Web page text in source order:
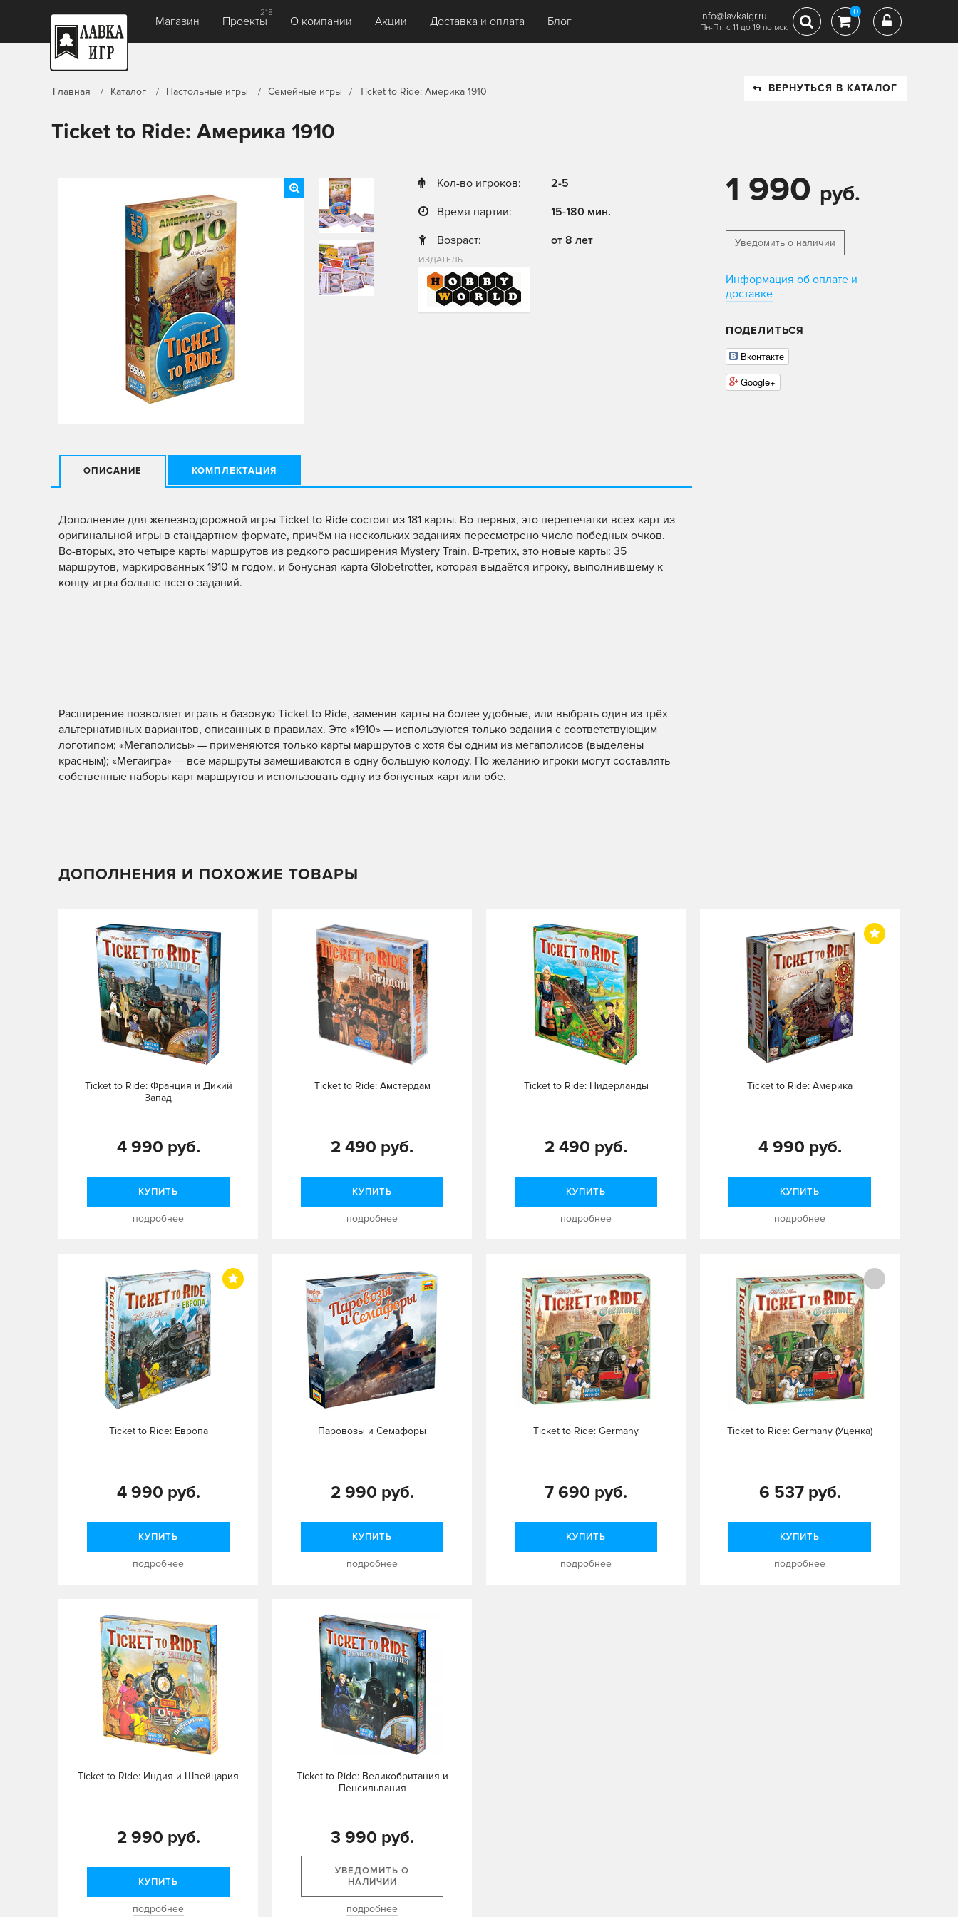
Магазин Проекты
218
О компании Акции Доставка и оплата Блог info@lavkaigr.ru
Пн-Пт: с 11 до 19 по мск
0
Главная Каталог Настольные игры Семейные игры Ticket to Ride: Америка 1910 ВЕРНУТЬСЯ В КАТАЛОГ
Ticket to Ride: Америка 1910
Кол-во игроков:
2-5
Время партии:
15-180 мин.
Возраст:
от 8 лет
ИЗДАТЕЛЬ
ОПИСАНИЕ КОМПЛЕКТАЦИЯ
Дополнение для железнодорожной игры Ticket to Ride состоит из 181 карты. Во-первых, это перепечатки всех карт из
оригинальной игры в стандартном формате, причём на нескольких заданиях пересмотрено число победных очков.
Во-вторых, это четыре карты маршрутов из редкого расширения Mystery Train. В-третих, это новые карты: 35
маршрутов, маркированных 1910-м годом, и бонусная карта Globetrotter, которая выдаётся игроку, выполнившему к
концу игры больше всего заданий.
Расширение позволяет играть в базовую Ticket to Ride, заменив карты на более удобные, или выбрать один из трёх
альтернативных вариантов, описанных в правилах. Это «1910» — используются только задания с соответствующим
логотипом; «Мегаполисы» — применяются только карты маршрутов с хотя бы одним из мегаполисов (выделены
красным); «Мегаигра» — все маршруты замешиваются в одну большую колоду. По желанию игроки могут составлять
собственные наборы карт маршрутов и использовать одну из бонусных карт или обе.
1 990 руб.
Уведомить о наличии
Информация об оплате и
доставке
ПОДЕЛИТЬСЯ
Вконтакте
Google+
ДОПОЛНЕНИЯ И ПОХОЖИЕ ТОВАРЫ
Ticket to Ride: Франция и Дикий
Запад
4 990 руб.
КУПИТЬ
подробнее
Ticket to Ride: Амстердам
2 490 руб.
КУПИТЬ
подробнее
Ticket to Ride: Нидерланды
2 490 руб.
КУПИТЬ
подробнее
Ticket to Ride: Америка
4 990 руб.
КУПИТЬ
подробнее
Ticket to Ride: Европа
4 990 руб.
КУПИТЬ
подробнее
Паровозы и Семафоры
2 990 руб.
КУПИТЬ
подробнее
Ticket to Ride: Germany
7 690 руб.
КУПИТЬ
подробнее
Ticket to Ride: Germany (Уценка)
6 537 руб.
КУПИТЬ
подробнее
Ticket to Ride: Индия и Швейцария
2 990 руб.
КУПИТЬ
подробнее
Ticket to Ride: Великобритания и
Пенсильвания
3 990 руб.
УВЕДОМИТЬ О
НАЛИЧИИ
подробнее